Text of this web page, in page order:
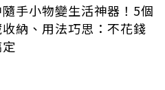
手小物變生活神器！5個
納、用法巧思：不花錢